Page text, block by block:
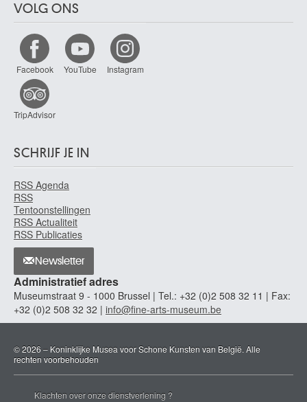
VOLG ONS
Facebook YouTube Instagram
TripAdvisor
SCHRIJF JE IN
RSS Agenda
RSS
Tentoonstellingen
RSS Actualiteit
RSS Publicaties
Newsletter
Administratief adres
Museumstraat 9 - 1000 Brussel | Tel.: +32 (0)2 508 32 11 | Fax:
+32 (0)2 508 32 32 | info@fine-arts-museum.be
© 2026 – Koninklijke Musea voor Schone Kunsten van België. Alle
rechten voorbehouden
Klachten over onze dienstverlening ?